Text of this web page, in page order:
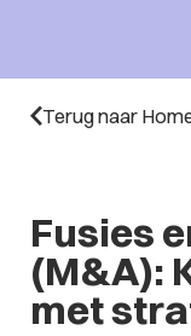
Terug naar
Fusies
(M&A):
met